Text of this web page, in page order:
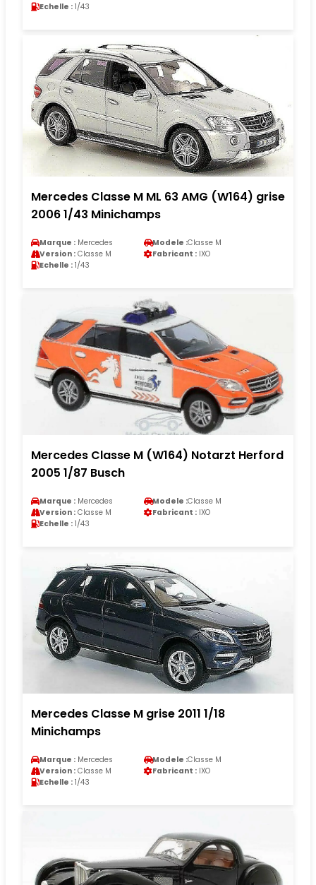
Echelle : 1/43
Mercedes Classe M ML 63 AMG (W164) grise
2006 1/43 Minichamps
Marque : Mercedes Modele :Classe M
Version : Classe M Fabricant : IXO
Echelle : 1/43
Mercedes Classe M (W164) Notarzt Herford
2005 1/87 Busch
Marque : Mercedes Modele :Classe M
Version : Classe M Fabricant : IXO
Echelle : 1/43
Mercedes Classe M grise 2011 1/18
Minichamps
Marque : Mercedes Modele :Classe M
Version : Classe M Fabricant : IXO
Echelle : 1/43